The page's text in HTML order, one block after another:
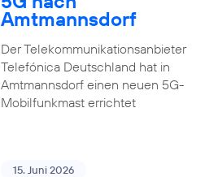
Amtmannsdorf
Der Telekommunikationsanbieter
Telefónica Deutschland hat in
Amtmannsdorf einen neuen 5G-
Mobilfunkmast errichtet
15. Juni 2026